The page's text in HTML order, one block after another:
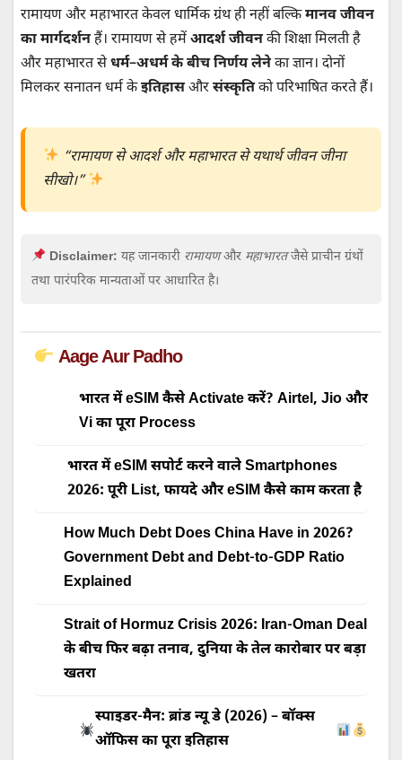
रामायण और महाभारत केवल धार्मिक ग्रंथ ही नहीं बल्किमानव जीवन
का मार्गदर्शनहैं। रामायण से हमेंआदर्श जीवनकी शिक्षा मिलती है
और महाभारत सेधर्म–अधर्म के बीच निर्णय लेनेका ज्ञान। दोनों
मिलकर सनातन धर्म केइतिहासऔरसंस्कृतिको परिभाषित करते हैं।
“रामायण से आदर्श और महाभारत से यथार्थ जीवन जीना
सीखो।”
Disclaimer: यह जानकारी रामायणऔर महाभारतजैसे प्राचीन ग्रंथों
तथा पारंपरिक मान्यताओं पर आधारित है।
Aage Aur Padho
भारत में eSIM कैसे Activate करें? Airtel, Jio और
Vi का पूरा Process
भारत में eSIM सपोर्ट करने वाले Smartphones
2026: पूरी List, फायदे और eSIM कैसे काम करता है
How Much Debt Does China Have in 2026?
Government Debt and Debt-to-GDP Ratio
Explained
Strait of Hormuz Crisis 2026: Iran-Oman Deal
के बीच फिर बढ़ा तनाव, दुनिया के तेल कारोबार पर बड़ा
खतरा
स्पाइडर-मैन: ब्रांड न्यू डे (2026) – बॉक्स
ऑफिस का पूरा इतिहास